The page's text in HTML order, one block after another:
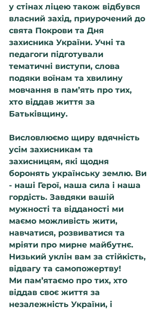
у стінах ліцею також відбувся
власний захід, приурочений до
свята Покрови та Дня
захисника України. Учні та
педагоги підготували
тематичні виступи, слова
подяки воїнам та хвилину
мовчання в пам’ять про тих,
хто віддав життя за
Батьківщину.
Висловлюємо щиру вдячність
усім захисникам та
захисницям, які щодня
боронять українську землю. Ви
- наші Герої, наша сила і наша
гордість. Завдяки вашій
мужності та відданості ми
маємо можливість жити,
навчатися, розвиватися та
мріяти про мирне майбутнє.
Низький уклін вам за стійкість,
відвагу та самопожертву!
Ми пам’ятаємо про тих, хто
віддав своє життя за
незалежність України, і